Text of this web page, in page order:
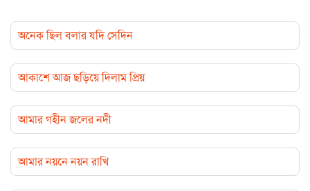
অনেক ছিল বলার যদি সেদিন
আকাশে আজ ছড়িয়ে দিলাম প্রিয়
আমার গহীন জলের নদী
আমার নয়নে নয়ন রাখি